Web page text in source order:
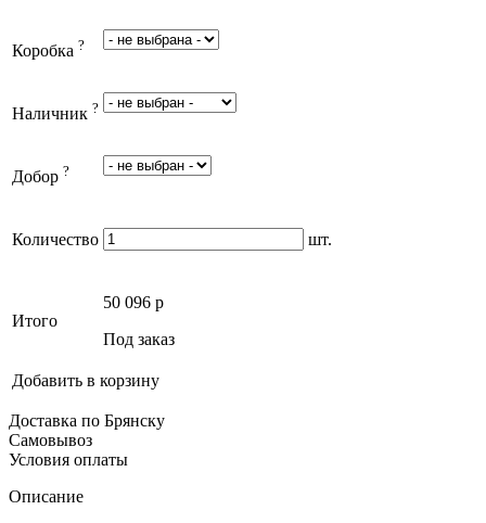
Коробка ?
Наличник ?
Добор ?
Количество шт.
Итого
50 096 p
Под заказ
Добавить в корзину
Доставка по Брянску
Самовывоз
Условия оплаты
Описание